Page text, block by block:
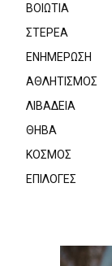
ΒΟΙΩΤΙΑ
ΣΤΕΡΕΑ
ΕΝΗΜΕΡΩΣΗ
ΑΘΛΗΤΙΣΜΟΣ
ΛΙΒΑΔΕΙΑ
ΘΗΒΑ
ΚΟΣΜΟΣ
ΕΠΙΛΟΓΕΣ